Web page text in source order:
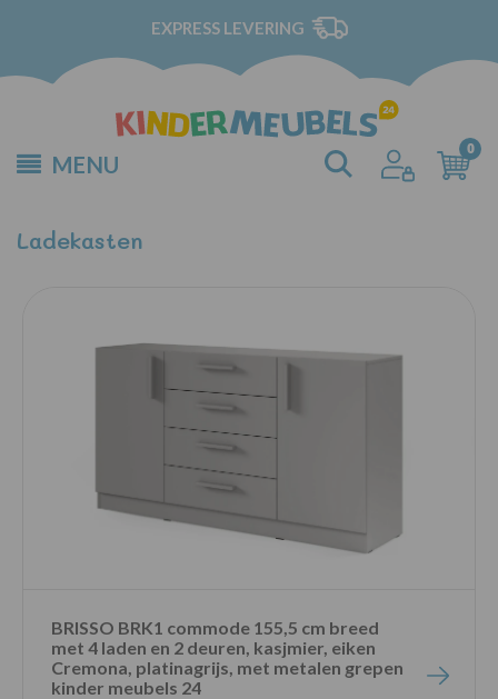
EXPRESS LEVERING
MENU
Ladekasten
BRISSO BRK1 commode 155,5 cm breed
met 4 laden en 2 deuren, kasjmier, eiken
Cremona, platinagrijs, met metalen grepen
kinder meubels 24